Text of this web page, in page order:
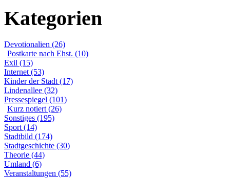
Kategorien
Devotionalien (26)
Postkarte nach Ehst. (10)
Exil (15)
Internet (53)
Kinder der Stadt (17)
Lindenallee (32)
Pressespiegel (101)
Kurz notiert (26)
Sonstiges (195)
Sport (14)
Stadtbild (174)
Stadtgeschichte (30)
Theorie (44)
Umland (6)
Veranstaltungen (55)